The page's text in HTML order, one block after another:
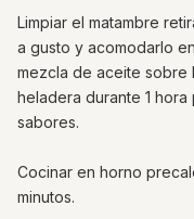
Limpiar el matambre
a gusto y acomodarlo
mezcla de aceite sobre
heladera durante 1
sabores.
Cocinar en horno
minutos.